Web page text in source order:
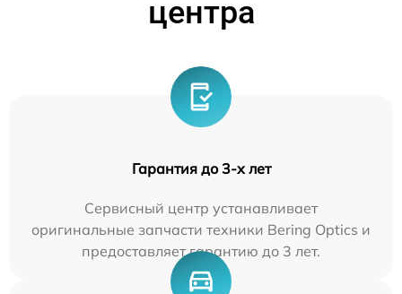
центра
Гарантия до 3-х лет
Сервисный центр устанавливает
оригинальные запчасти техники Bering Optics и
предоставляет гарантию до 3 лет.